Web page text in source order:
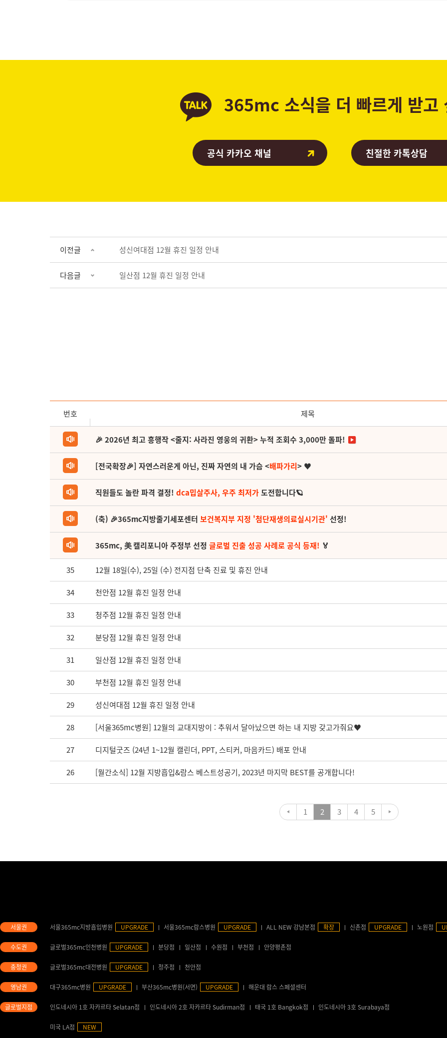
365mc 소식을 더 빠르게 받고
공식 카카오 채널 친절한 카톡상담
이전글 성신여대점 12월 휴진 일정 안내
다음글 일산점 12월 휴진 일정 안내
번호 제목
🎉 2026년 최고 흥행작 <줄지: 사라진 영웅의 귀환> 누적 조회수 3,000만 돌파!
[전국확장🎉] 자연스러운게 아닌, 진짜 자연의 내 가슴 <배파가리> ♥
직원들도 놀란 파격 결정! dca밉살주사, 우주 최저가도전합니다🪐
(축) 🎉365mc지방줄기세포센터 보건복지부 지정 '첨단재생의료실시기관' 선정!
365mc, 美 캘리포니아 주정부 선정 글로벌 진출 성공 사례로 공식 등재! 🏅
35 12월 18일(수), 25일 (수) 전지점 단축 진료 및 휴진 안내
34 천안점 12월 휴진 일정 안내
33 청주점 12월 휴진 일정 안내
32 분당점 12월 휴진 일정 안내
31 일산점 12월 휴진 일정 안내
30 부천점 12월 휴진 일정 안내
29 성신여대점 12월 휴진 일정 안내
28 [서울365mc병원] 12월의 교대지방이 : 추워서 달아났으면 하는 내 지방 갖고가줘요♥
27 디지털굿즈 (24년 1~12월 캘린더, PPT, 스티커, 마음카드) 배포 안내
26 [월간소식] 12월 지방흡입&람스 베스트성공기, 2023년 마지막 BEST를 공개합니다!
1 2 3 4 5
서울365mc지방흡입병원 UPGRADE 서울365mc람스병원 UPGRADE ALL NEW 강남본점 확장 신촌점 UPGRADE 노원점
글로벌365mc인천병원 UPGRADE 분당점 일산점 수원점 부천점 안양평촌점
글로벌365mc대전병원 UPGRADE 청주점 천안점
대구365mc병원 UPGRADE 부산365mc병원(서면) UPGRADE 해운대 람스 스페셜센터
인도네시아 1호 자카르타 Selatan점 인도네시아 2호 자카르타 Sudirman점 태국 1호 Bangkok점 인도네시아 3호 Surabaya점
미국 LA점 NEW